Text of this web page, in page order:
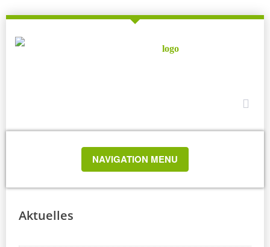
TOGGLE
NAVIGATION
NAVIGATION MENU
Aktuelles